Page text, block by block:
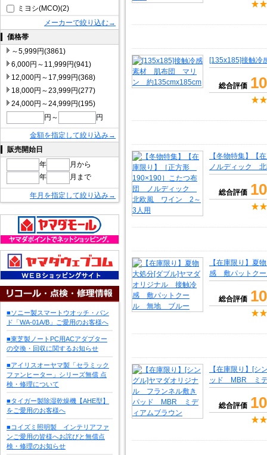
ミヨシ(MCO)(2)
メーカーで絞り込む→
価格帯
～5,999円(3861)
6,000円～11,999円(941)
12,000円～17,999円(368)
18,000円～23,999円(277)
24,000円～24,999円(195)
円～
円
金額を指定して絞り込み→
販売開始日
年
月から
年
月まで
年月を指定して絞り込み→
■ソニー製スマートウオッチ・バン
ド「WA-01A/B」ご愛用のお客様へ
■東芝製ノートPC用ACアダプター
の交換・回収に関するお知らせ
■アイリスオーヤマ製「セラミック
ファンヒーター」シリーズ無償 点
検・修理について
■タイガー製除湿乾燥機【AHE型】
をご愛用のお客様へ
■コイズミ照明製 インテリアファ
ンご愛用の皆様へお詫びと無償点
検・修理のお知らせ
[135x185]接触
総合評価
【冬物特集】
ノルディック
総合評価
【在庫限り】夏
感 敷パットク
総合評価
【在庫限り】[
ッド MBR ミデ
総合評価